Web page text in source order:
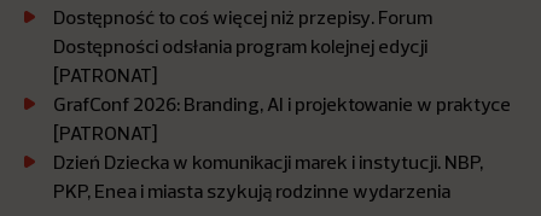
Dostępność to coś więcej niż przepisy. Forum
Dostępności odsłania program kolejnej edycji
[PATRONAT]
GrafConf 2026: Branding, AI i projektowanie w praktyce
[PATRONAT]
Dzień Dziecka w komunikacji marek i instytucji. NBP,
PKP, Enea i miasta szykują rodzinne wydarzenia